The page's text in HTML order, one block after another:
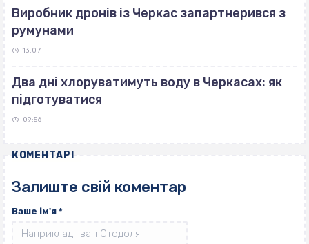
Виробник дронів із Черкас запартнерився з
румунами
13:07
Два дні хлоруватимуть воду в Черкасах: як
підготуватися
09:56
КОМЕНТАРІ
Залиште свій коментар
Ваше ім'я *